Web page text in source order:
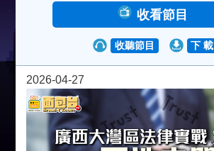
收看節目
收聽節目 下 載
2026-04-27